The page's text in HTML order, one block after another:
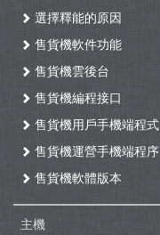
選擇釋能的原因
售貨機軟件功能
售貨機雲後台
售貨機編程接口
售貨機用戶手機端程式
售貨機運營手機端程序
售貨機軟體版本
主機